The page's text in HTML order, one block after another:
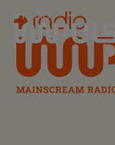
Radio Impuls